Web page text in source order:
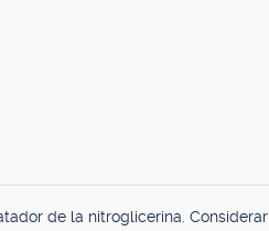
de la nitroglicerina. Considerar